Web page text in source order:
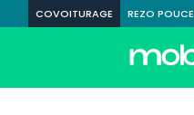
COVOITURAGE REZO POUCE